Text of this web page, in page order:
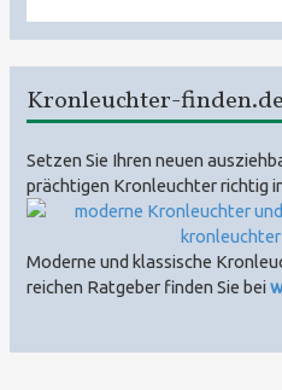
Kronleuchter-finden.de
Setzen Sie Ihren neuen
prächtigen Kronleuchter richtig
Moderne und klassische
reichen Rat­geber finden Sie bei